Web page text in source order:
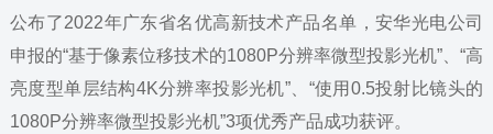
公布了2022年广东省名优高新技术产品名单，安华光电公司
申报的“基于像素位移技术的1080P分辨率微型投影光机”、“高
亮度型单层结构4K分辨率投影光机”、“使用0.5投射比镜头的
1080P分辨率微型投影光机”3项优秀产品成功获评。